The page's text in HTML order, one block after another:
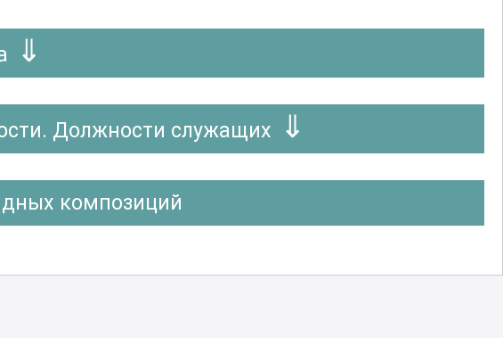
Должности служащих
композиций